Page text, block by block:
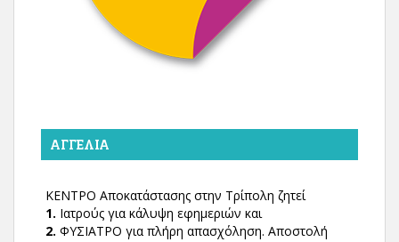
ΑΓΓΕΛΊΑ
ΚΕΝΤΡΟ Αποκατάστασης στην Τρίπολη ζητεί
1. Ιατρούς για κάλυψη εφημεριών και
2. ΦΥΣΙΑΤΡΟ για πλήρη απασχόληση. Αποστολή